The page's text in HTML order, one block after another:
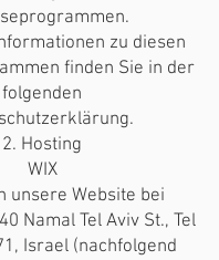
zu diesen
finden Sie in der
folgenden
2. Hosting
WIX
unsere Website bei
Namal Tel Aviv St., Tel
Israel (nachfolgend